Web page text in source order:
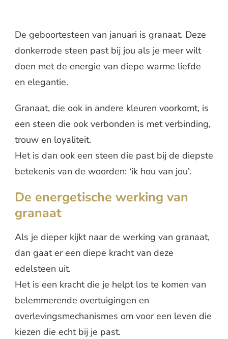
De geboortesteen van januari is granaat. Deze
donkerrode steen past bij jou als je meer wilt
doen met de energie van diepe warme liefde
en elegantie.
Granaat, die ook in andere kleuren voorkomt, is
een steen die ook verbonden is met verbinding,
trouw en loyaliteit.
Het is dan ook een steen die past bij de diepste
betekenis van de woorden: ‘ik hou van jou’.
De energetische werking van
granaat
Als je dieper kijkt naar de werking van granaat,
dan gaat er een diepe kracht van deze
edelsteen uit.
Het is een kracht die je helpt los te komen van
belemmerende overtuigingen en
overlevingsmechanismes om voor een leven die
kiezen die echt bij je past.